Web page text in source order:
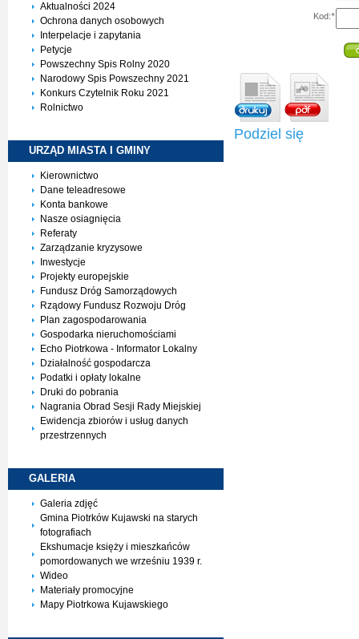
Aktualności 2024
Ochrona danych osobowych
Interpelacje i zapytania
Petycje
Powszechny Spis Rolny 2020
Narodowy Spis Powszechny 2021
Konkurs Czytelnik Roku 2021
Rolnictwo
URZĄD MIASTA I GMINY
Kierownictwo
Dane teleadresowe
Konta bankowe
Nasze osiagnięcia
Referaty
Zarządzanie kryzysowe
Inwestycje
Projekty europejskie
Fundusz Dróg Samorządowych
Rządowy Fundusz Rozwoju Dróg
Plan zagospodarowania
Gospodarka nieruchomościami
Echo Piotrkowa - Informator Lokalny
Działalność gospodarcza
Podatki i opłaty lokalne
Druki do pobrania
Nagrania Obrad Sesji Rady Miejskiej
Ewidencja zbiorów i usług danych
przestrzennych
GALERIA
Galeria zdjęć
Gmina Piotrków Kujawski na starych
fotografiach
Ekshumacje księży i mieszkańców
pomordowanych we wrześniu 1939 r.
Wideo
Materiały promocyjne
Mapy Piotrkowa Kujawskiego
Kod:*
Podziel się